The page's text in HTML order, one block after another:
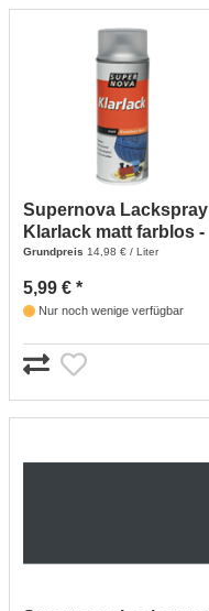
Supernova Lackspray
Klarlack matt farblos -
400 ml
Grundpreis 14,98 € / Liter
5,99 € *
Nur noch wenige verfügbar